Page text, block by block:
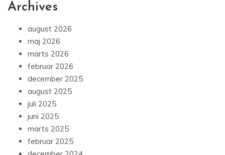
Archives
august 2026
maj 2026
marts 2026
februar 2026
december 2025
august 2025
juli 2025
juni 2025
marts 2025
februar 2025